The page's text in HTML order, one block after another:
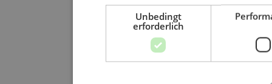
Unbedingt
erforderlich